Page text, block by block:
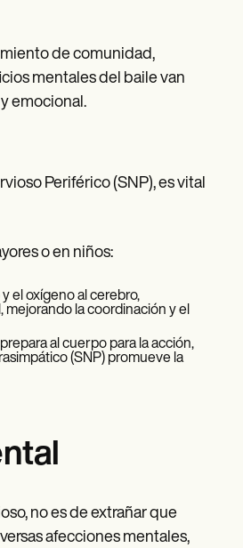
de comunidad,
mentales del baile van
emocional.
Periférico (SNP), es vital
o en niños:
el oxígeno al cerebro,
mejorando la coordinación y el
al cuerpo para la acción,
(SNP) promueve la
no es de extrañar que
afecciones mentales,